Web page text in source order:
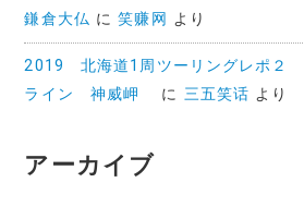
鎌倉大仏 に笑赚网 より
2019 北海道1周ツーリングレポ２
ライン 神威岬
に 三五笑话 より
アーカイブ